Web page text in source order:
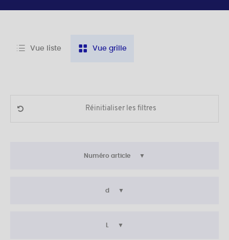
Vue liste Vue grille
Réinitialiser les filtres
Numéro article
d